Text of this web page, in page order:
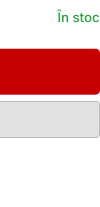
În stoc